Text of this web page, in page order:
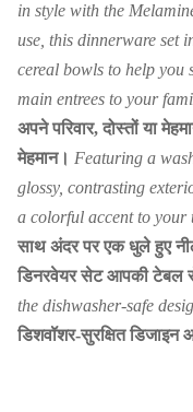
in style with the
use, this dinnerware set
cereal bowls to help you
main entrees to your
अपने परिवार, दोस्तों या
मेहमान। Featuring a
glossy, contrasting
a colorful accent to your
साथ अंदर पर एक धुले हुए
डिनरवेयर सेट आपकी टेबल
the dishwasher-safe
डिशवॉशर-सुरक्षित